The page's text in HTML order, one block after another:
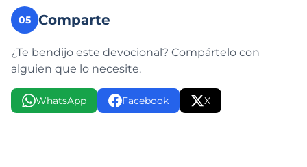
05 Comparte
¿Te bendijo este devocional? Compártelo con
alguien que lo necesite.
WhatsApp Facebook X